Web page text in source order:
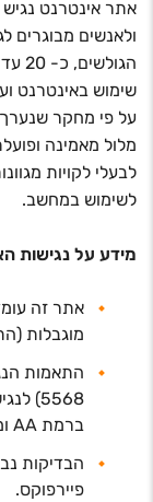
אתר אינטרנט
ולאנשים מבוגרים
שימוש באינטרנט
על פי מחקר שנערך בשנת 2003 ע"י
מלול מאמינה
לבעלי לקויות
לשימוש במחשב.
מידע על נגישות
אתר זה
מוגבלות
התאמות
5568)
ברמת AA ומסמךWCAG2.0 הבינלאומי.
הבדיקות
פיירפוקס.